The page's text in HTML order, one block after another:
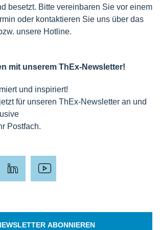
besetzt. Bitte vereinbaren Sie vor einem
oder kontaktieren Sie uns über das
unsere Hotline.
mit unserem ThEx-Newsletter!
und inspiriert!
für unseren ThEx-Newsletter an und
Postfach.
ABONNIEREN